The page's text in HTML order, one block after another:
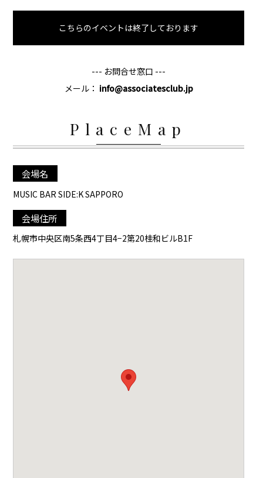
こちらのイベントは終了しております
--- お問合せ窓口 ---
メール： info@associatesclub.jp
PlaceMap
会場名
MUSIC BAR SIDE:K SAPPORO
会場住所
札幌市中央区南5条西4丁目4−2第20桂和ビルB1F